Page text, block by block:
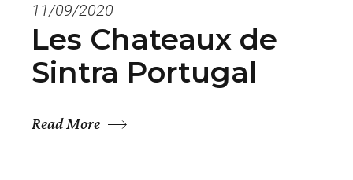
11/09/2020
Les Chateaux de
Sintra Portugal
Read More